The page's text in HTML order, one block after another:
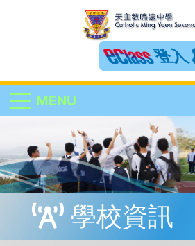
登入
MENU
學校資訊